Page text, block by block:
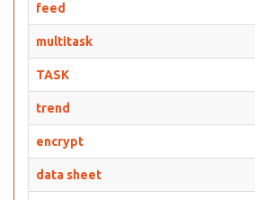
feed
multitask
TASK
trend
encrypt
data sheet